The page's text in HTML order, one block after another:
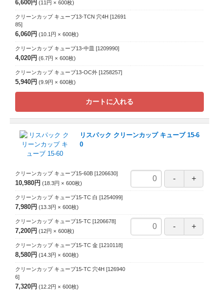
6,600円 11円 600枚
クリーンカップ キューブ13-TCN 穴4H [12691
85]
6,060円 10.1円 600枚
クリーンカップ キューブ13-中皿 [1209990]
4,020円 6.7円 600枚
クリーンカップ キューブ13-OC外 [1258257]
5,940円 9.9円 600枚
カートに入れる
リスパック クリーンカップ キューブ 15-6
0
クリーンカップ キューブ15-60B [1206630]
10,980円 18.3円 600枚
クリーンカップ キューブ15-TC 白 [1254099]
7,980円 13.3円 600枚
クリーンカップ キューブ15-TC [1206678]
7,200円 12円 600枚
クリーンカップ キューブ15-TC 金 [1210118]
8,580円 14.3円 600枚
クリーンカップ キューブ15-TC 穴4H [126940
6]
7,320円 12.2円 600枚